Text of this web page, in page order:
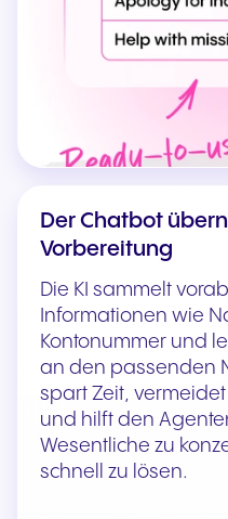
Der Chatbot
Vorbereitung
Die KI sammelt
Informationen wie
Kontonummer und
an den passenden
spart Zeit,
und hilft den
Wesentliche zu
schnell zu lösen.